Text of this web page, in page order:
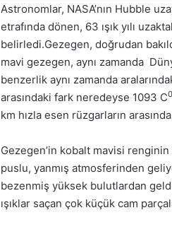
Astronomlar, NASA’nın Hubble
etrafında dönen, 63 ışık yılı
belirledi.Gezegen, doğrudan
mavi gezegen, aynı zamanda
benzerlik aynı zamanda
arasındaki fark neredeyse 1093 C0
km hızla esen rüzgarların
Gezegen’in kobalt mavisi
puslu, yanmış atmosferinden
bezenmiş yüksek bulutlardan
ışıklar saçan çok küçük cam